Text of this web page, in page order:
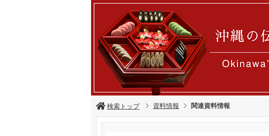
検索トップ 資料情報 関連資料情報